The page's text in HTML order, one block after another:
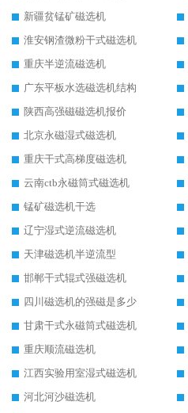
新疆贫锰矿磁选机
淮安钢渣微粉干式磁选机
重庆半逆流磁选机
广东平板水选磁选机结构
陕西高强磁磁选机报价
北京永磁湿式磁选机
重庆干式高梯度磁选机
云南ctb永磁筒式磁选机
锰矿磁选机干选
辽宁湿式逆流磁选机
天津磁选机半逆流型
邯郸干式辊式强磁选机
四川磁选机的强磁是多少
甘肃干式永磁筒式磁选机
重庆顺流磁选机
江西实验用室湿式磁选机
河北河沙磁选机